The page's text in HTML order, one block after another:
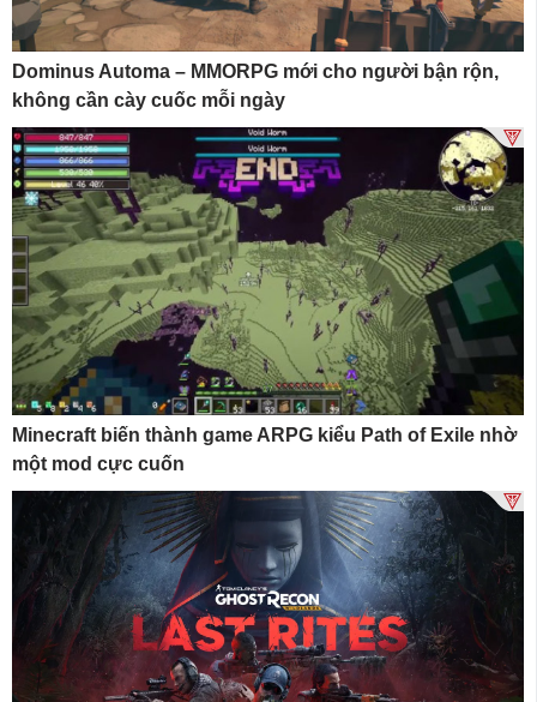
Dominus Automa – MMORPG mới cho người bận rộn,
không cần cày cuốc mỗi ngày
Minecraft biến thành game ARPG kiểu Path of Exile nhờ
một mod cực cuốn